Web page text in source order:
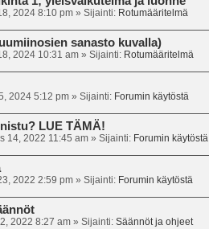
2024 8:10 pm» Sijainti: Rotumääritelmä
sanasto kuvalla)
2024 10:31 am» Sijainti: Rotumääritelmä
2024 5:12 pm» Sijainti: Forumin käytöstä
LUE TÄMÄ!
14, 2022 11:45 am» Sijainti: Forumin käytöstä
2022 2:59 pm» Sijainti: Forumin käytöstä
2022 8:27 am» Sijainti: Säännöt ja ohjeet